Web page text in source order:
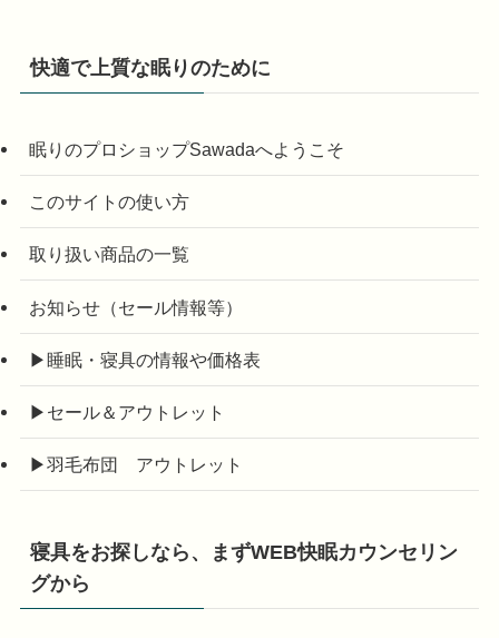
快適で上質な眠りのために
眠りのプロショップSawadaへようこそ
このサイトの使い方
取り扱い商品の一覧
お知らせ（セール情報等）
▶睡眠・寝具の情報や価格表
▶セール＆アウトレット
▶羽毛布団 アウトレット
寝具をお探しなら、まずWEB快眠カウンセリン
グから